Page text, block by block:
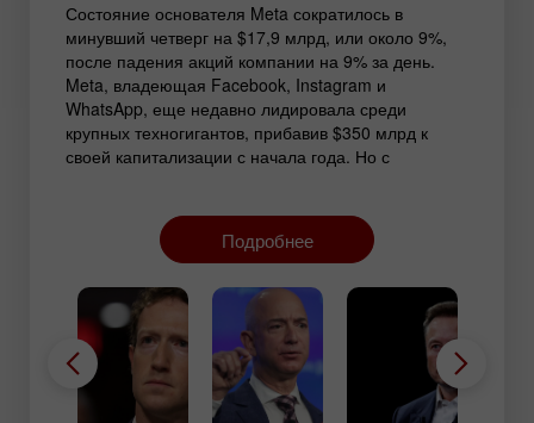
Состояние основателя Meta сократилось в
минувший четверг на $17,9 млрд, или около 9%,
после падения акций компании на 9% за день.
Meta, владеющая Facebook, Instagram и
WhatsApp, еще недавно лидировала среди
крупных техногигантов, прибавив $350 млрд к
своей капитализации с начала года. Но с
цену риски снижения рекламных доходов из-за
роста издержек на фоне тарифной
Подробнее